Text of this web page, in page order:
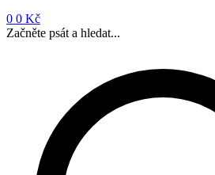
0 0 Kč
Začněte psát a hledat...